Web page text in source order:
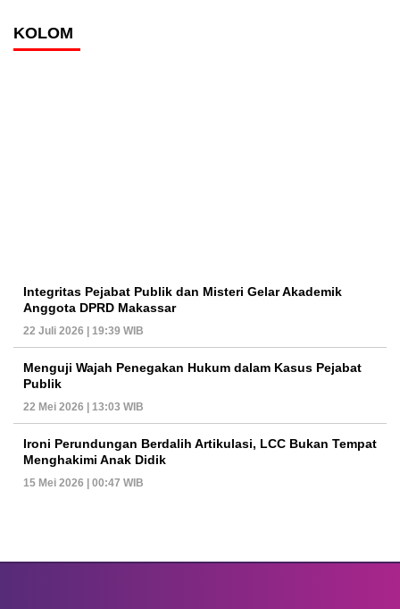
KOLOM
Integritas Pejabat Publik dan Misteri Gelar Akademik
Anggota DPRD Makassar
22 Juli 2026 | 19:39 WIB
Menguji Wajah Penegakan Hukum dalam Kasus Pejabat
Publik
22 Mei 2026 | 13:03 WIB
Ironi Perundungan Berdalih Artikulasi, LCC Bukan Tempat
Menghakimi Anak Didik
15 Mei 2026 | 00:47 WIB